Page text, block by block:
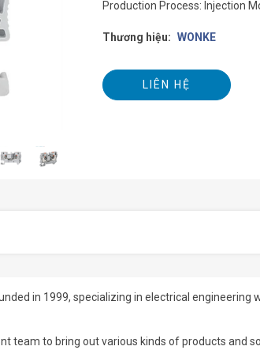
Production Process: Injection
Thương hiệu: WONKE
LIÊN HỆ
in 1999, specializing in electrical engineering
team to bring out various kinds of products and